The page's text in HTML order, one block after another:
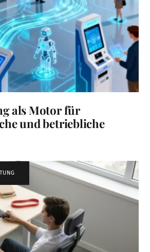
als Motor für
und betriebliche